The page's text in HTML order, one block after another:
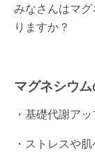
みなさんはマ
りますか？
マグネシウ
・基礎代謝ア
・ストレスや